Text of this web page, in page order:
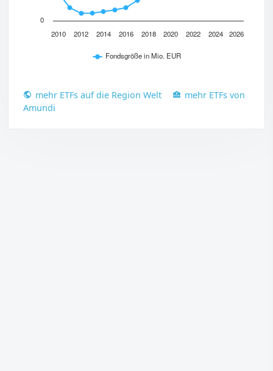
Fondsgröße in Mio. EUR
2010 2012 2014 2016 2018 2020 2022 2024 2026
0
mehr ETFs auf die Region Welt
mehr ETFs von
Amundi